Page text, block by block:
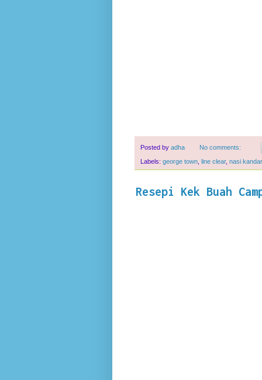
Posted by adha No comments:
Labels: george town line clear, nasi kandar
Resepi Kek Buah